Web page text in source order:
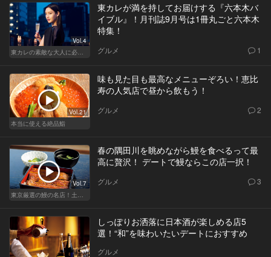
Vol.4
東カレが満を持してお届けする『六本木バ
イブル』！月刊誌9月号は1冊丸ごと六本木
特集！
グルメ 1
Vol.21
本当に使える絶品鮨
味も見た目も最高なメニューぞろい！恵比
寿の人気店で昼から飲もう！
グルメ 2
Vol.7
春の隅田川を眺めながら鰻を食べるって最
高に贅沢！ デートで鰻ならこの店一択！
グルメ 3
しっぽりお洒落に日本酒が楽しめる店5
選！“和”を味わいたいデートにおすすめ
グルメ